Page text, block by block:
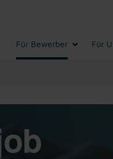
Für Bewerber Für